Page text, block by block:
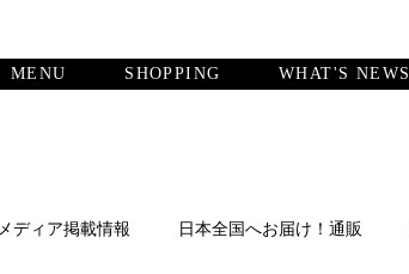
MENU SHOPPING WHAT'S NEWS
メディア掲載情報 日本全国へお届け！通販